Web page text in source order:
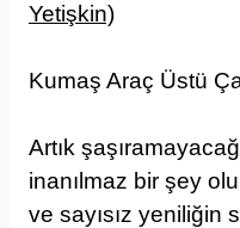
Yetişkin)
Kumaş Araç Üstü
Artık
inanılmaz bir şey
ve sayısız yeniliğin